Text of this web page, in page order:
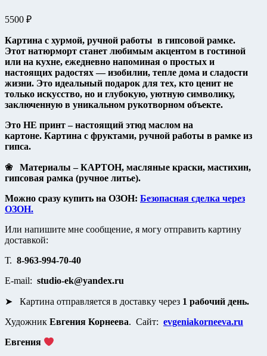
5500 ₽
Картина с хурмой, ручной работы в гипсовой рамке.
Этот натюрморт станет любимым акцентом в гостиной
или на кухне, ежедневно напоминая о простых и
настоящих радостях — изобилии, тепле дома и сладости
жизни. Это идеальный подарок для тех, кто ценит не
только искусство, но и глубокую, уютную символику,
заключенную в уникальном рукотворном объекте.
Это НЕ принт –настоящий этюд маслом на
картоне. Картина с фруктами, ручной работы в рамке из
гипса.
❀Материалы – КАРТОН, масляные краски, мастихин,
гипсовая рамка (ручное литье).
Можно сразу купить на ОЗОН: Безопасная сделка через
ОЗОН.
Или напишите мне сообщение, я могу отправить картину
доставкой:
Т. 8-963-994-70-40
E-mail: studio-ek@yandex.ru
➤ Картина отправляется в доставку через 1 рабочий день.
Художник Евгения Корнеева. Сайт: evgeniakorneeva.ru
Евгения